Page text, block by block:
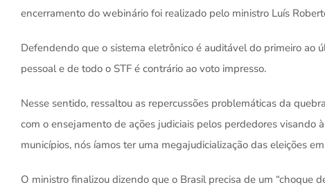
encerramento do webinário foi realizado pelo ministro Luís
Defendendo que o sistema eletrônico é auditável do primeiro ao
pessoal e de todo o STF é contrário ao voto impresso.
Nesse sentido, ressaltou as repercussões problemáticas da
com o ensejamento de ações judiciais pelos perdedores visando
municípios, nós íamos ter uma megajudicialização das eleições
O ministro finalizou dizendo que o Brasil precisa de um “choque